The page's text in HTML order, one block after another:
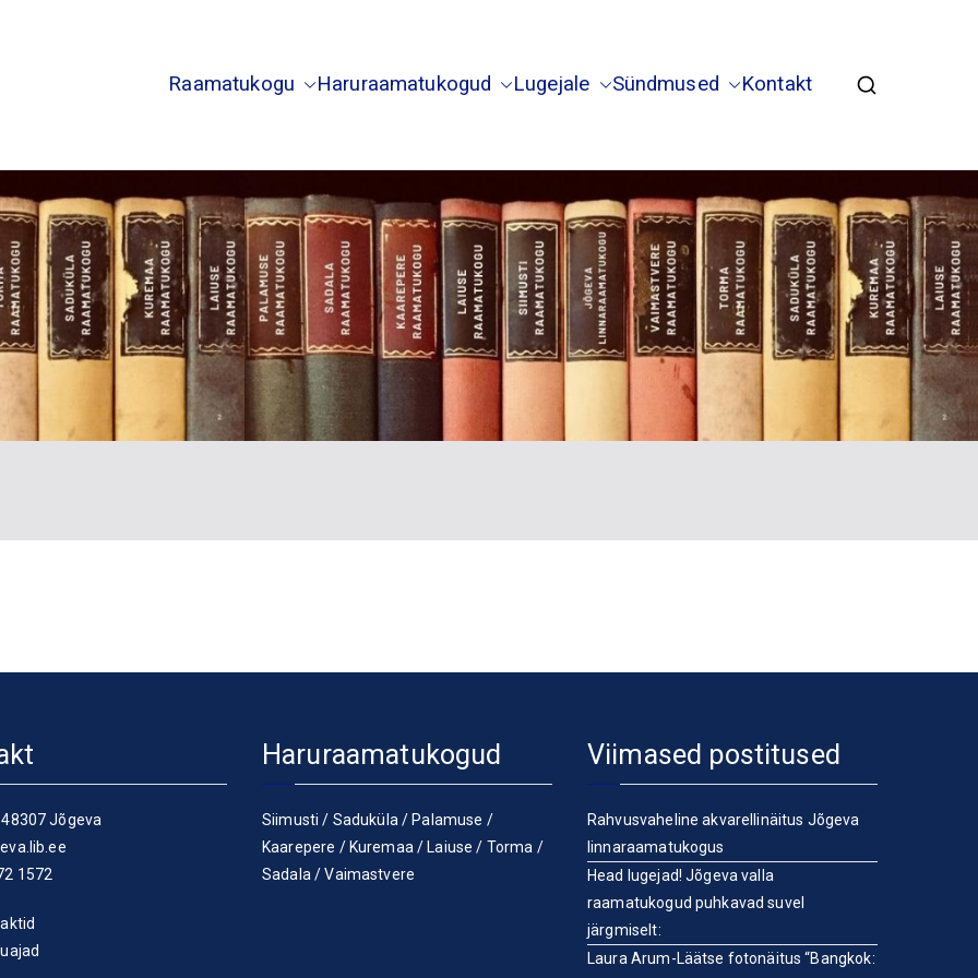
Saduküla Palamuse Kuremaa Laiuse Torma Sadala Vaimastvere haruraamatukogud
Raamatukogu Haruraamatukogud Lugejale Sündmused Kontakt
48307 Jõgeva
1572
Haruraamatukogud
Siimusti / Saduküla/ Palamuse /
Kaarepere / Kuremaa/ Laiuse / Torma /
Sadala/Vaimastvere
Viimased postitused
Rahvusvaheline akvarellinäitus Jõgeva
linnaraamatukogus
Head lugejad! Jõgeva valla
raamatukogud puhkavad suvel
järgmiselt:
Laura Arum-Läätse fotonäitus “Bangkok: